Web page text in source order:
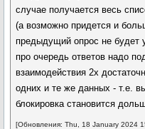
случае получается весь
(а возможно придется и
предыдущий опрос не будет
про очередь ответов надо
взаимодействия 2х
одних и те же данных - т.е.
блокировка становится
[Обновления: Thu, 18 January 2024